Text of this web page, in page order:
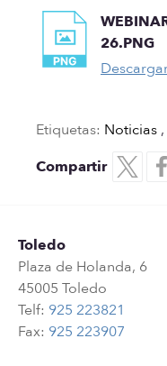
26.PNG
Etiquetas: Noticias ,
Compartir
Toledo
Plaza de Holanda, 6
45005 Toledo
Telf: 925 223821
Fax: 925 223907